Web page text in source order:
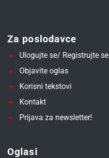
Za poslodavce
Ulogujte se/ Registrujte se
Objavite oglas
Korisni tekstovi
Kontakt
Prijava za newsletter!
Oglasi